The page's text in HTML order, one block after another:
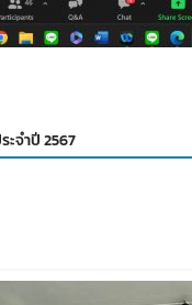
ะจำปี 2567